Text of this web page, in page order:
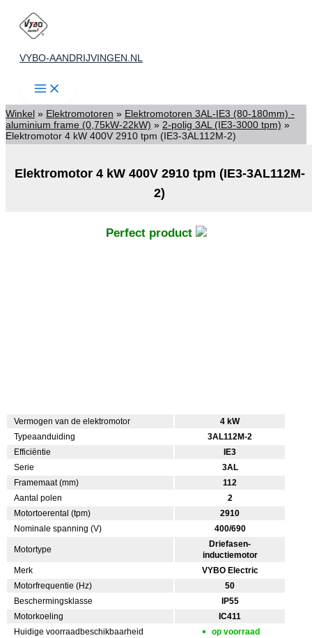
naar
VYBO-AANDRIJVINGEN.NL
Winkel » Elektromotoren » Elektromotoren 3AL-IE3 (80-180mm) -
aluminium frame (0,75kW-22kW) » 2-polig 3AL (IE3-3000 tpm) »
Elektromotor 4 kW 400V 2910 tpm (IE3-3AL112M-2)
Elektromotor 4 kW 400V 2910 tpm (IE3-3AL112M-
2)
Perfect product
Vermogen van de elektromotor
4 kW
Typeaanduiding
3AL112M-2
Efficiëntie
IE3
Serie
3AL
Framemaat (mm)
112
Aantal polen
2
Motortoerental (tpm)
2910
Nominale spanning (V)
400/690
Motortype
Driefasen-
inductiemotor
Merk
VYBO Electric
Motorfrequentie (Hz)
50
Beschermingsklasse
IP55
Motorkoeling
IC411
Huidige voorraadbeschikbaarheid
op voorraad